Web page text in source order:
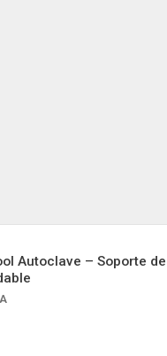
Autoclave – Soporte de